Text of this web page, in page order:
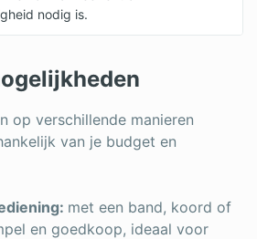
nodig is.
op verschillende manieren
van je budget en
met een band, koord of
en goedkoop, ideaal voor